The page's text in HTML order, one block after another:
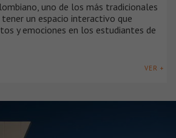
uno de los más tradicionales
un espacio interactivo que
y emociones en los estudiantes de
VER +